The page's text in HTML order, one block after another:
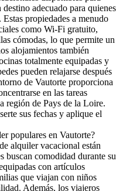
adecuado para quienes
propiedades a menudo
como Wi-Fi gratuito,
cómodas, lo que permite un
alojamientos también
totalmente equipadas y
pueden relajarse después
de Vautorte proporciona
en las tareas
región de Pays de la Loire.
sus fechas y aplique el
populares en Vautorte?
alquiler vacacional están
buscan comodidad durante su
con artículos
que viajan con niños
Además, los viajeros